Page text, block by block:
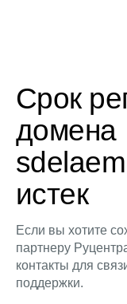
Срок
домена
истек
Если вы хотите
партнеру
контакты для
поддержки.